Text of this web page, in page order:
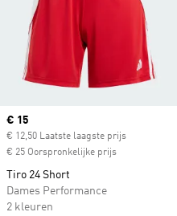
Current price
€ 15
€ 12,50 Laatste laagste prijs
€ 25 Oorspronkelijke prijs
Tiro 24 Short
Dames Performance
2 kleuren